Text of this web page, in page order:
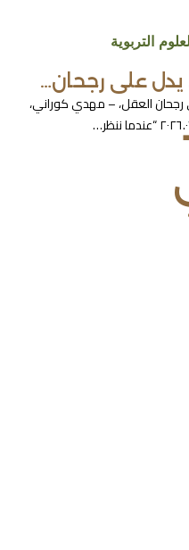
التربوية
يدل على رجحان…
رجحان العقل، – مهدي كوراني،
ننظر…